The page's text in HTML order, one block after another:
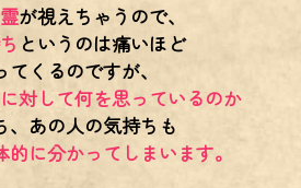
が視えちゃうので、
というのは痛いほど
てくるのですが、
対して何を思っているのか
、あの人の気持ちも
的に分かってしまいます。